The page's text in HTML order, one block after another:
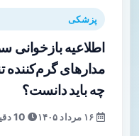
پزشکی
چه باید دانست؟
10 دقیقه